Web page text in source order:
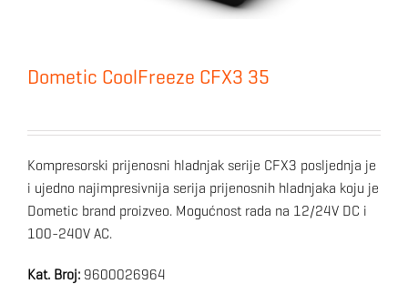
Dometic CoolFreeze CFX3 35
Kompresorski prijenosni hladnjak serije CFX3 posljednja je
i ujedno najimpresivnija serija prijenosnih hladnjaka koju je
Dometic brand proizveo. Mogućnost rada na 12/24V DC i
100-240V AC.
Kat. Broj: 9600026964